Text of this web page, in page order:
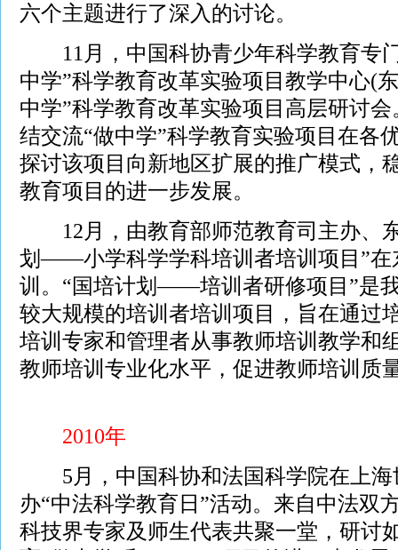
六个主题进行了深入的讨论。
11月，中国科协青少年科学教育专
中学”科学教育改革实验项目教学中心(
中学”科学教育改革实验项目高层研讨
结交流“做中学”科学教育实验项目在各
探讨该项目向新地区扩展的推广模式，
教育项目的进一步发展。
12月，由教育部师范教育司主办、
划——小学科学学科培训者培训项目”在
训。“国培计划——培训者研修项目”是
较大规模的培训者培训项目，旨在通过
培训专家和管理者从事教师培训教学和
教师培训专业化水平，促进教师培训质
2010年
5月，中国科协和法国科学院在上海
办“中法科学教育日”活动。来自中法双
科技界专家及师生代表共聚一堂，研讨